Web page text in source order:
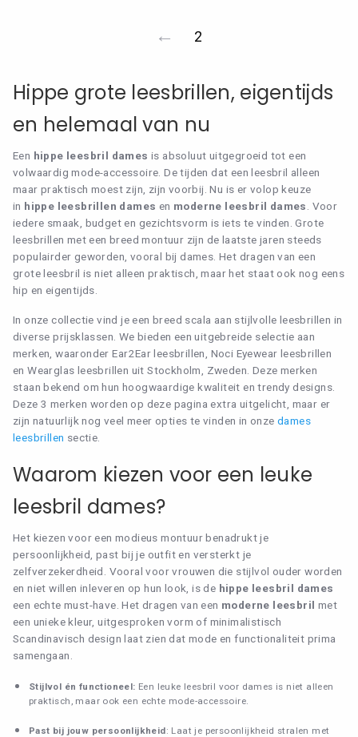
← 2
Hippe grote leesbrillen, eigentijds
en helemaal van nu
Een hippe leesbril dames is absoluut uitgegroeid tot een
volwaardig mode-accessoire. De tijden dat een leesbril alleen
maar praktisch moest zijn, zijn voorbij. Nu is er volop keuze
in hippe leesbrillen dames en moderne leesbril dames . Voor
iedere smaak, budget en gezichtsvorm is iets te vinden. Grote
leesbrillen met een breed montuur zijn de laatste jaren steeds
populairder geworden, vooral bij dames. Het dragen van een
grote leesbril is niet alleen praktisch, maar het staat ook nog eens
hip en eigentijds.
In onze collectie vind je een breed scala aan stijlvolle leesbrillen in
diverse prijsklassen. We bieden een uitgebreide selectie aan
merken, waaronder Ear2Ear leesbrillen, Noci Eyewear leesbrillen
en Wearglas leesbrillen uit Stockholm, Zweden. Deze merken
staan bekend om hun hoogwaardige kwaliteit en trendy designs.
Deze 3 merken worden op deze pagina extra uitgelicht, maar er
zijn natuurlijk nog veel meer opties te vinden in onze dames
leesbrillen sectie.
Waarom kiezen voor een leuke
leesbril dames?
Het kiezen voor een modieus montuur benadrukt je
persoonlijkheid, past bij je outfit en versterkt je
zelfverzekerdheid. Vooral voor vrouwen die stijlvol ouder worden
en niet willen inleveren op hun look, is de hippe leesbril dames
een echte must-have. Het dragen van een moderne leesbril met
een unieke kleur, uitgesproken vorm of minimalistisch
Scandinavisch design laat zien dat mode en functionaliteit prima
samengaan.
Stijlvol én functioneel: Een leuke leesbril voor dames is niet alleen
praktisch, maar ook een echte mode-accessoire.
Past bij jouw persoonlijkheid: Laat je persoonlijkheid stralen met